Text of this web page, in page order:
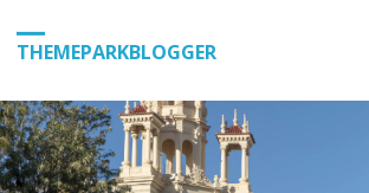
THEMEPARKBLOGGER